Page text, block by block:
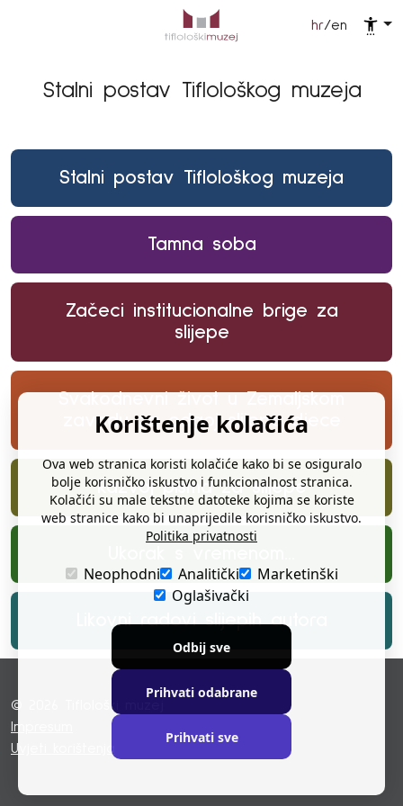
hr/en
Stalni postav Tiflološkog muzeja
Stalni postav Tiflološkog muzeja
Tamna soba
Začeci institucionalne brige za
slijepe
Svakodnevni život u Zemaljskom
zavodu za odgoj slijepe djece
Razvoj pisma za slijepe
Likovni radovi slijepih autora
© 2026 Tiflološki muzej
Impresum
Uvjeti korištenja
Korištenje kolačića
Ova web stranica koristi kolačiće kako bi se osiguralo
bolje korisničko iskustvo i funkcionalnost stranica.
Kolačići su male tekstne datoteke kojima se koriste
web stranice kako bi unaprijedile korisničko iskustvo.
Politika privatnosti
Neophodni Analitički
Marketinški
Oglašivački
Odbij sve
Prihvati odabrane
Prihvati sve